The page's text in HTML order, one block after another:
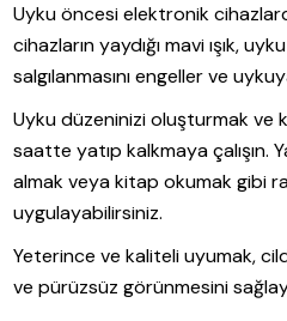
Uyku öncesi elektronik
cihazların yaydığı mavi ışık,
salgılanmasını engeller ve
Uyku düzeninizi oluşturmak ve
saatte yatıp kalkmaya çalışın.
almak veya kitap okumak gibi
uygulayabilirsiniz.
Yeterince ve kaliteli uyumak,
ve pürüzsüz görünmesini